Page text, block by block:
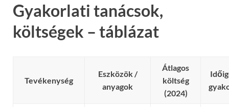
Gyakorlati tanácsok,
költségek – táblázat
Tevékenység
Eszközök /
anyagok
Átlagos
költség
(2024)